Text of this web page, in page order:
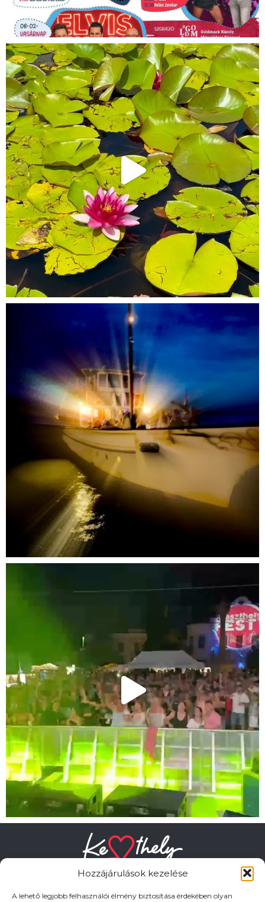
Hozzájárulások kezelése
A lehető legjobb felhasználói élmény biztosítása érdekében olyan